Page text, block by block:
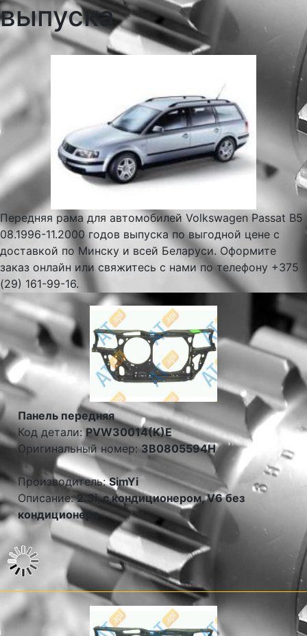
выпуска
Передняя рама для автомобилей Volkswagen Passat B5
08.1996-11.2000 годов выпуска по выгодной цене с
доставкой по Минску и всей Беларуси. Оформите
заказ онлайн или свяжитесь с нами по телефону +375
(29) 161-99-16.
Панель передняя
Код детали:PVW30014(K)E
Оригинальный номер:3B0805594H
Производитель:SimYi
Описание:2.3i, с кондиционером, V6 без
кондиционера